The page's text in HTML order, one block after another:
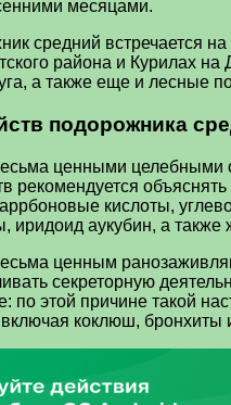
месяцами.
средний встречается
района и Курилах
а также еще и лесные
подорожника
ценными целебными
рекомендуется
кислоты,
иридоид аукубин, а
ценным
секреторную
этой причине такой
коклюш, бронхиты и